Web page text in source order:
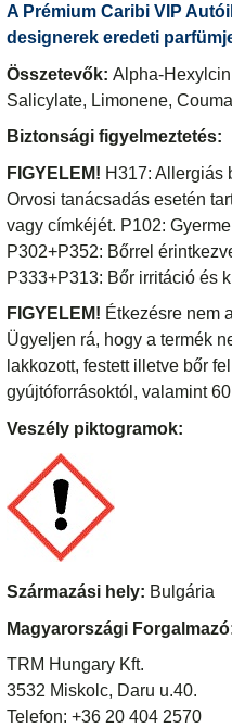
A Prémium Caribi VIP
designerek eredeti
Összetevők:Alpha-
Salicylate, Limonene,
Biztonsági figyelmeztetés:
FIGYELEM! H317: Allergiás
Orvosi tanácsadás esetén
vagy címkéjét. P102:
P302+P352: Bőrrel
P333+P313: Bőr irritáció és
FIGYELEM! Étkezésre nem
Ügyeljen rá, hogy a termék
lakkozott, festett illetve bőr
gyújtóforrásoktól, valamint
Veszély piktogramok:
Származási hely: Bulgária
Magyarországi
TRM Hungary Kft.
3532 Miskolc, Daru u.40.
Telefon: +36 20 404 2570